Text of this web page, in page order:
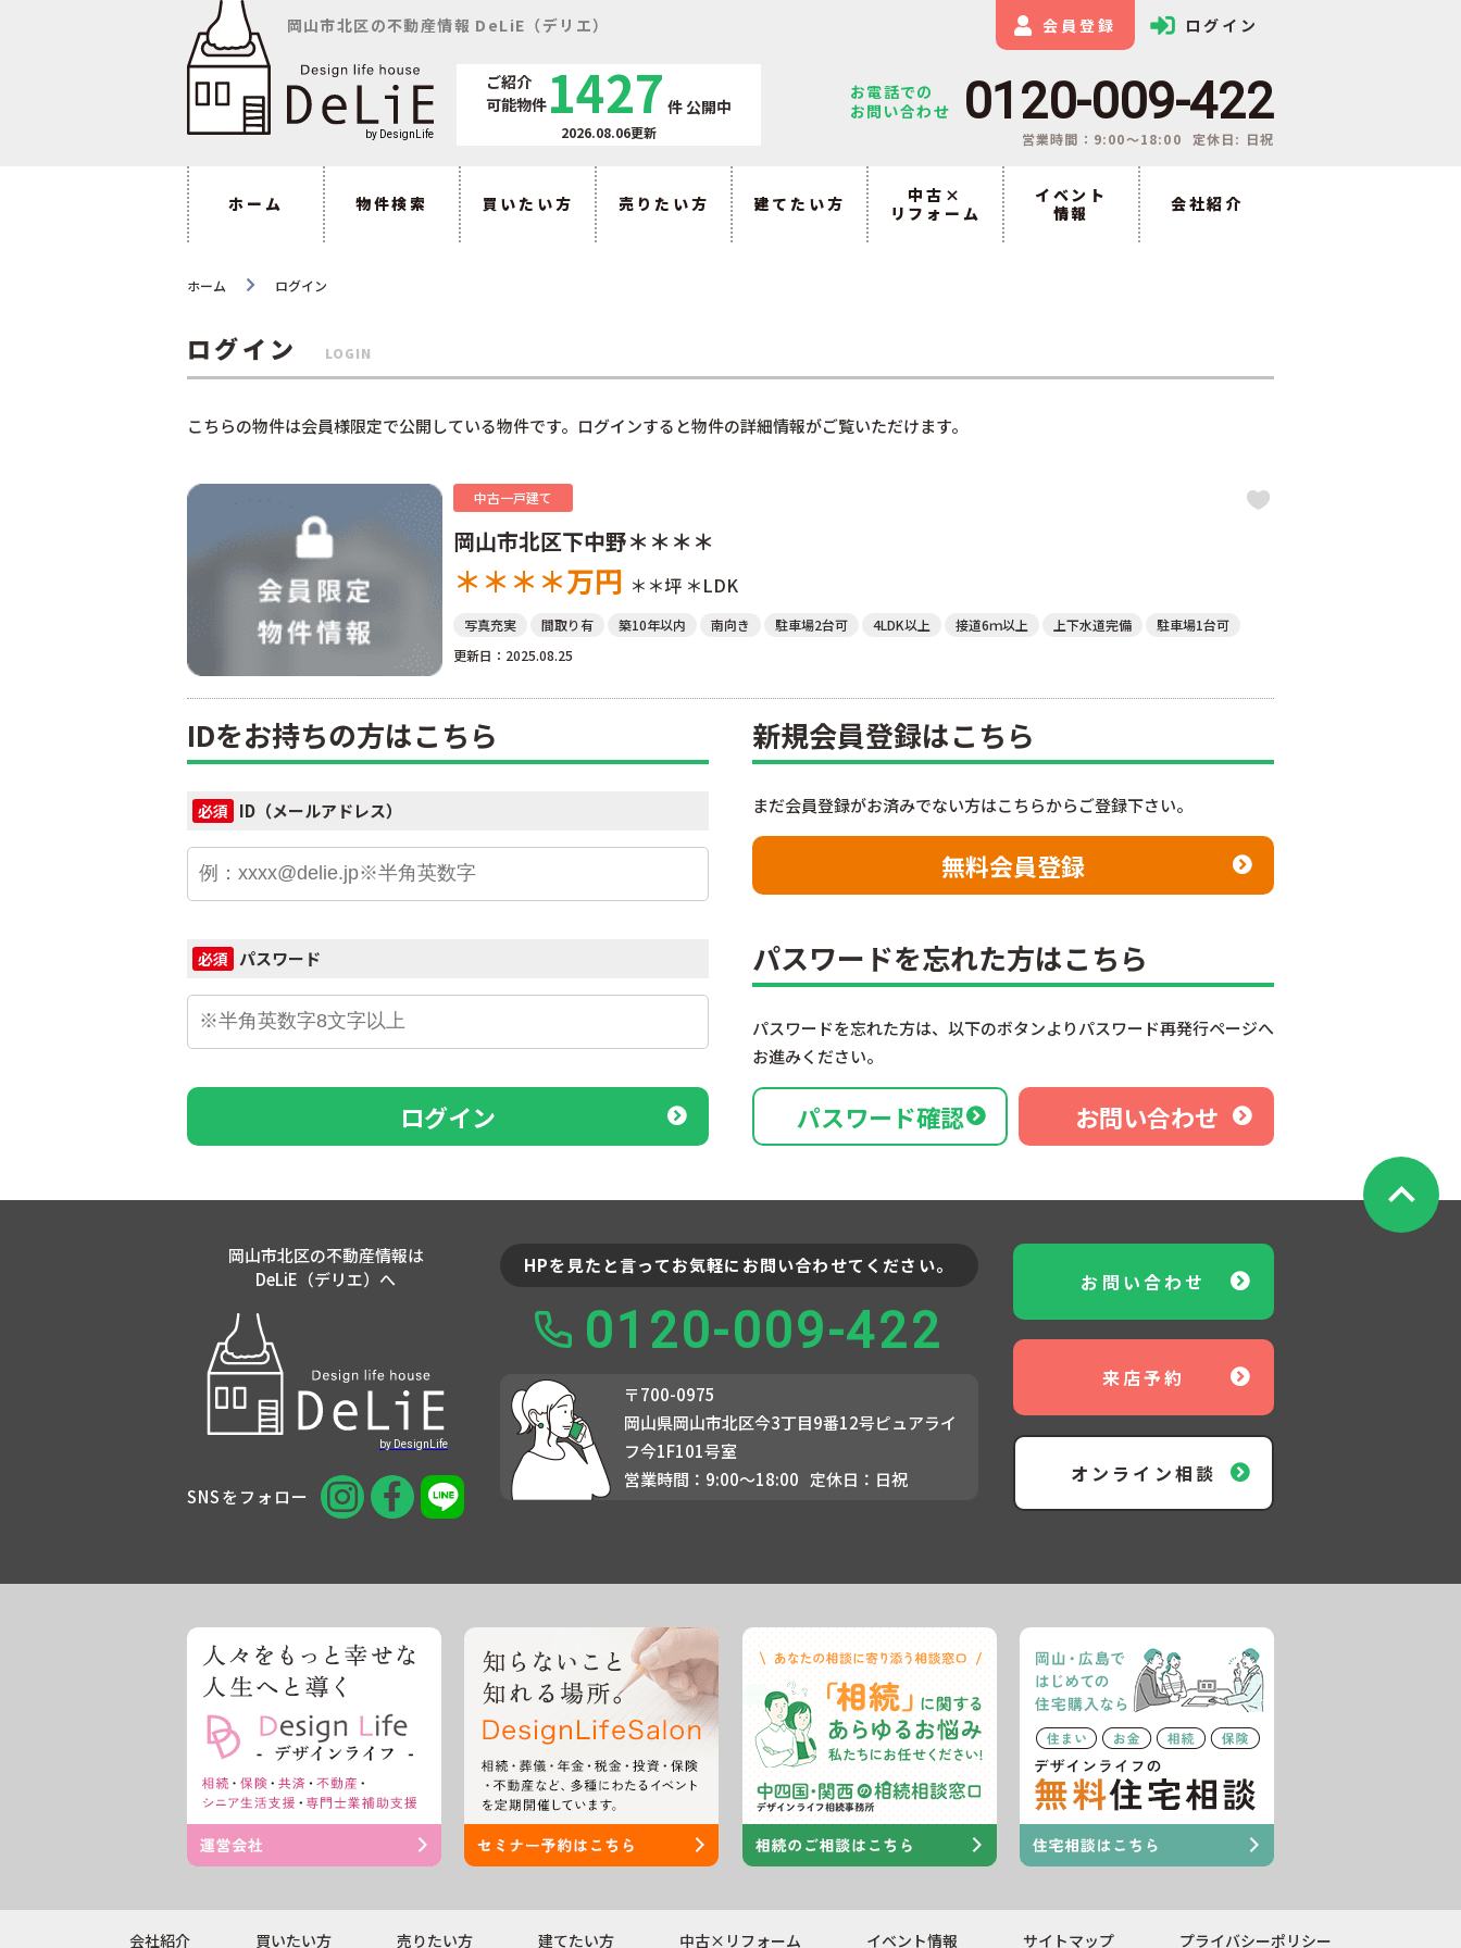
岡山市北区の不動産情報 DeLiE（デリエ） 会員登録 ログイン
ご紹介
可能物件1427 件公開中
2026.08.06更新
お電話での
お問い合わせ
0120-009-422
営業時間：9:00〜18:00 定休日: 日祝
ホーム 物件検索 買いたい方 売りたい方 建てたい方
中古×
リフォーム
イベント
情報
会社紹介
ホーム ログイン
ログイン LOGIN
こちらの物件は会員様限定で公開している物件です。ログインすると物件の詳細情報がご覧いただけます。
中古一戸建て
岡山市北区下中野＊＊＊＊
＊＊＊＊万円 ＊＊坪 ＊LDK
写真充実 間取り有 築10年以内 南向き 駐車場2台可 4LDK以上 接道6ｍ以上 上下水道完備
駐車場1台可
更新日：2025.08.25
IDをお持ちの方はこちら
必須 ID（メールアドレス）
必須 パスワード
ログイン
新規会員登録はこちら
まだ会員登録がお済みでない方はこちらからご登録下さい。
無料会員登録
パスワードを忘れた方はこちら
パスワードを忘れた方は、以下のボタンよりパスワード再発行ページへ
お進みください。
パスワード確認 お問い合わせ
岡山市北区の不動産情報は
DeLiE（デリエ）へ
SNSをフォロー
HPを見たと言ってお気軽にお問い合わせてください。
0120-009-422
〒700-0975
岡山県岡山市北区今3丁目9番12号ピュアライ
フ今1F101号室
営業時間：9:00〜18:00 定休日：日祝
お問い合わせ
来店予約
オンライン相談
会社紹介 買いたい方 売りたい方 建てたい方 中古×リフォーム イベント情報 サイトマップ プライバシーポリシー